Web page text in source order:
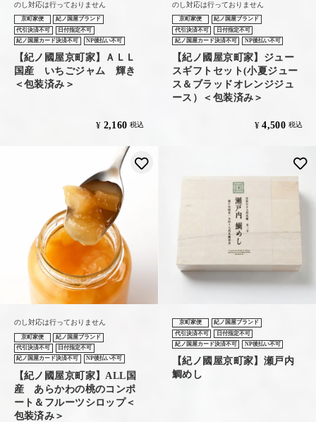
のし対応は行っておりません
京町家便
紀ノ国屋ブランド
代引決済不可
日付指定不可
紀ノ国屋カード決済不可
NP後払い不可
【紀ノ國屋京町家】ＡＬＬ
国産 いちごジャム 輝き
＜包装済み＞
¥ 2,160 税込
のし対応は行っておりません
京町家便
紀ノ国屋ブランド
代引決済不可
日付指定不可
紀ノ国屋カード決済不可
NP後払い不可
【紀ノ國屋京町家】ジュー
スギフトセット(小夏ジュー
ス＆ブラッドオレンジジュ
ース）＜包装済み＞
¥ 4,500 税込
のし対応は行っておりません
京町家便
紀ノ国屋ブランド
代引決済不可
日付指定不可
紀ノ国屋カード決済不可
NP後払い不可
【紀ノ國屋京町家】ALL国
産 あらかわの桃のコンポ
ート＆フルーツシロップ＜
包装済み＞
京町家便
紀ノ国屋ブランド
代引決済不可
日付指定不可
紀ノ国屋カード決済不可
NP後払い不可
【紀ノ國屋京町家】瀬戸内
鯛めし